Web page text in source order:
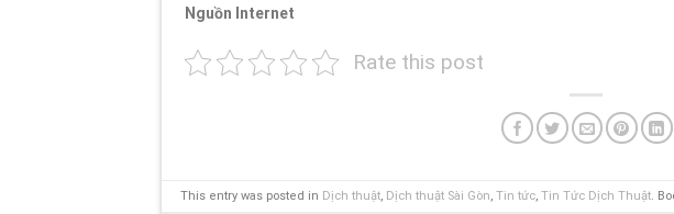
Nguồn Internet
Rate this post
This entry was posted in Dịch thuật, Dịch thuật Sài Gòn Tin tức, Tin Tức Dịch Thuật.